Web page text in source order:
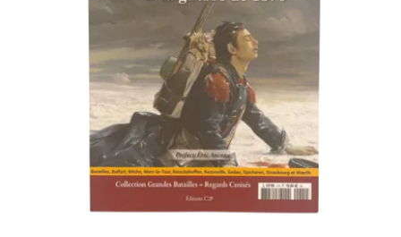
AJOUTER AU PANIER
DÉTAILS